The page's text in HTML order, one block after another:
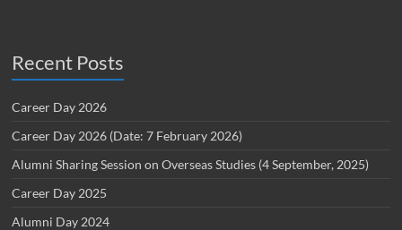
Recent Posts
Career Day 2026
Career Day 2026 (Date: 7 February 2026)
Alumni Sharing Session on Overseas Studies (4 September, 2025)
Career Day 2025
Alumni Day 2024